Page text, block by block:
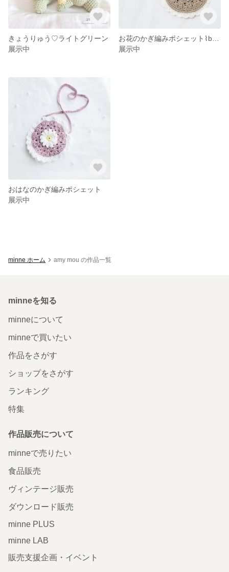
きょうりゅう♡ライトグリーン
展示中
展示中
おはなのかぎ編みポシェット
展示中
minne ホーム amy mou の作品一覧
minneを知る
minneについて
minneで買いたい
作品をさがす
ショップをさがす
ランキング
特集
作品販売について
minneで売りたい
食品販売
ヴィンテージ販売
ダウンロード販売
minne PLUS
minne LAB
販売支援企画・イベント